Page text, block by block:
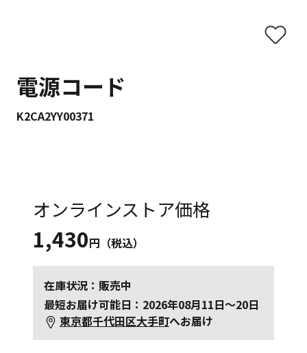
電源コード
K2CA2YY00371
オンラインストア価格
1,430円（税込）
在庫状況：販売中
最短お届け可能日：2026年08月11日～20日
東京都千代田区大手町へお届け